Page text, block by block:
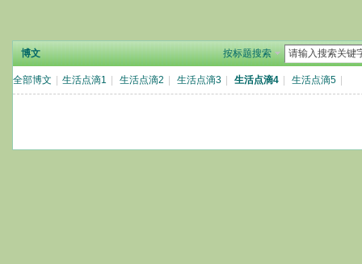
博文 按标题搜索
全部博文 生活点滴1 生活点滴2 生活点滴3 生活点滴4 生活点滴5